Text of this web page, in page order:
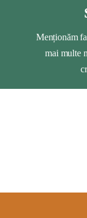
Menționăm
mai multe